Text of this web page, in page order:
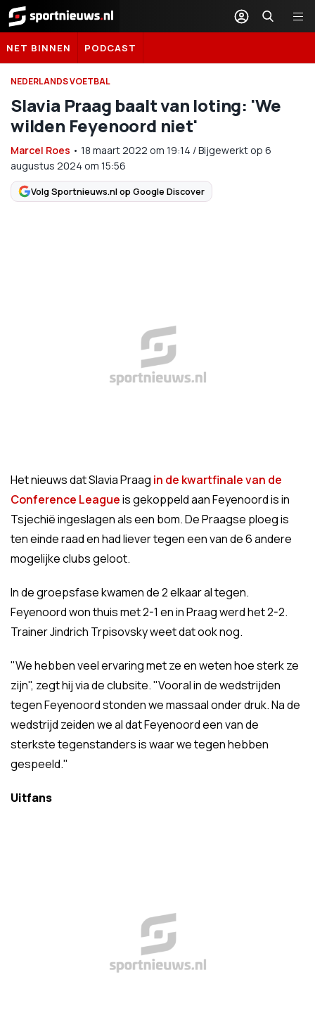
Sportnieuws.nl
NET BINNEN PODCAST
NEDERLANDS VOETBAL
Slavia Praag baalt van loting: 'We
wilden Feyenoord niet'
Marcel Roes • 18 maart 2022 om 19:14 /Bijgewerkt op 6
augustus 2024 om 15:56
Volg Sportnieuws.nl op Google Discover
Het nieuws dat Slavia Praag in de kwartfinale van de
Conference Leagueis gekoppeld aan Feyenoord is in
Tsjechië ingeslagen als een bom. De Praagse ploeg is
ten einde raad en had liever tegen een van de 6 andere
mogelijke clubs geloot.
In de groepsfase kwamen de 2 elkaar al tegen.
Feyenoord won thuis met 2-1 en in Praag werd het 2-2.
Trainer Jindrich Trpisovsky weet dat ook nog.
"We hebben veel ervaring met ze en weten hoe sterk ze
zijn", zegt hij via de clubsite. "Vooral in de wedstrijden
tegen Feyenoord stonden we massaal onder druk. Na de
wedstrijd zeiden we al dat Feyenoord een van de
sterkste tegenstanders is waar we tegen hebben
gespeeld."
Uitfans